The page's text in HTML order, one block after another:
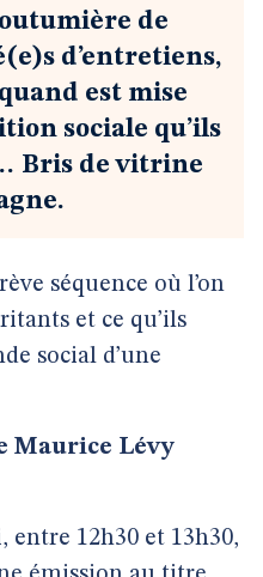
de
d’entretiens,
est mise
sociale qu’ils
Bris de vitrine
séquence où l’on
et ce qu’ils
social d’une
Maurice Lévy
entre 12h30 et 13h30,